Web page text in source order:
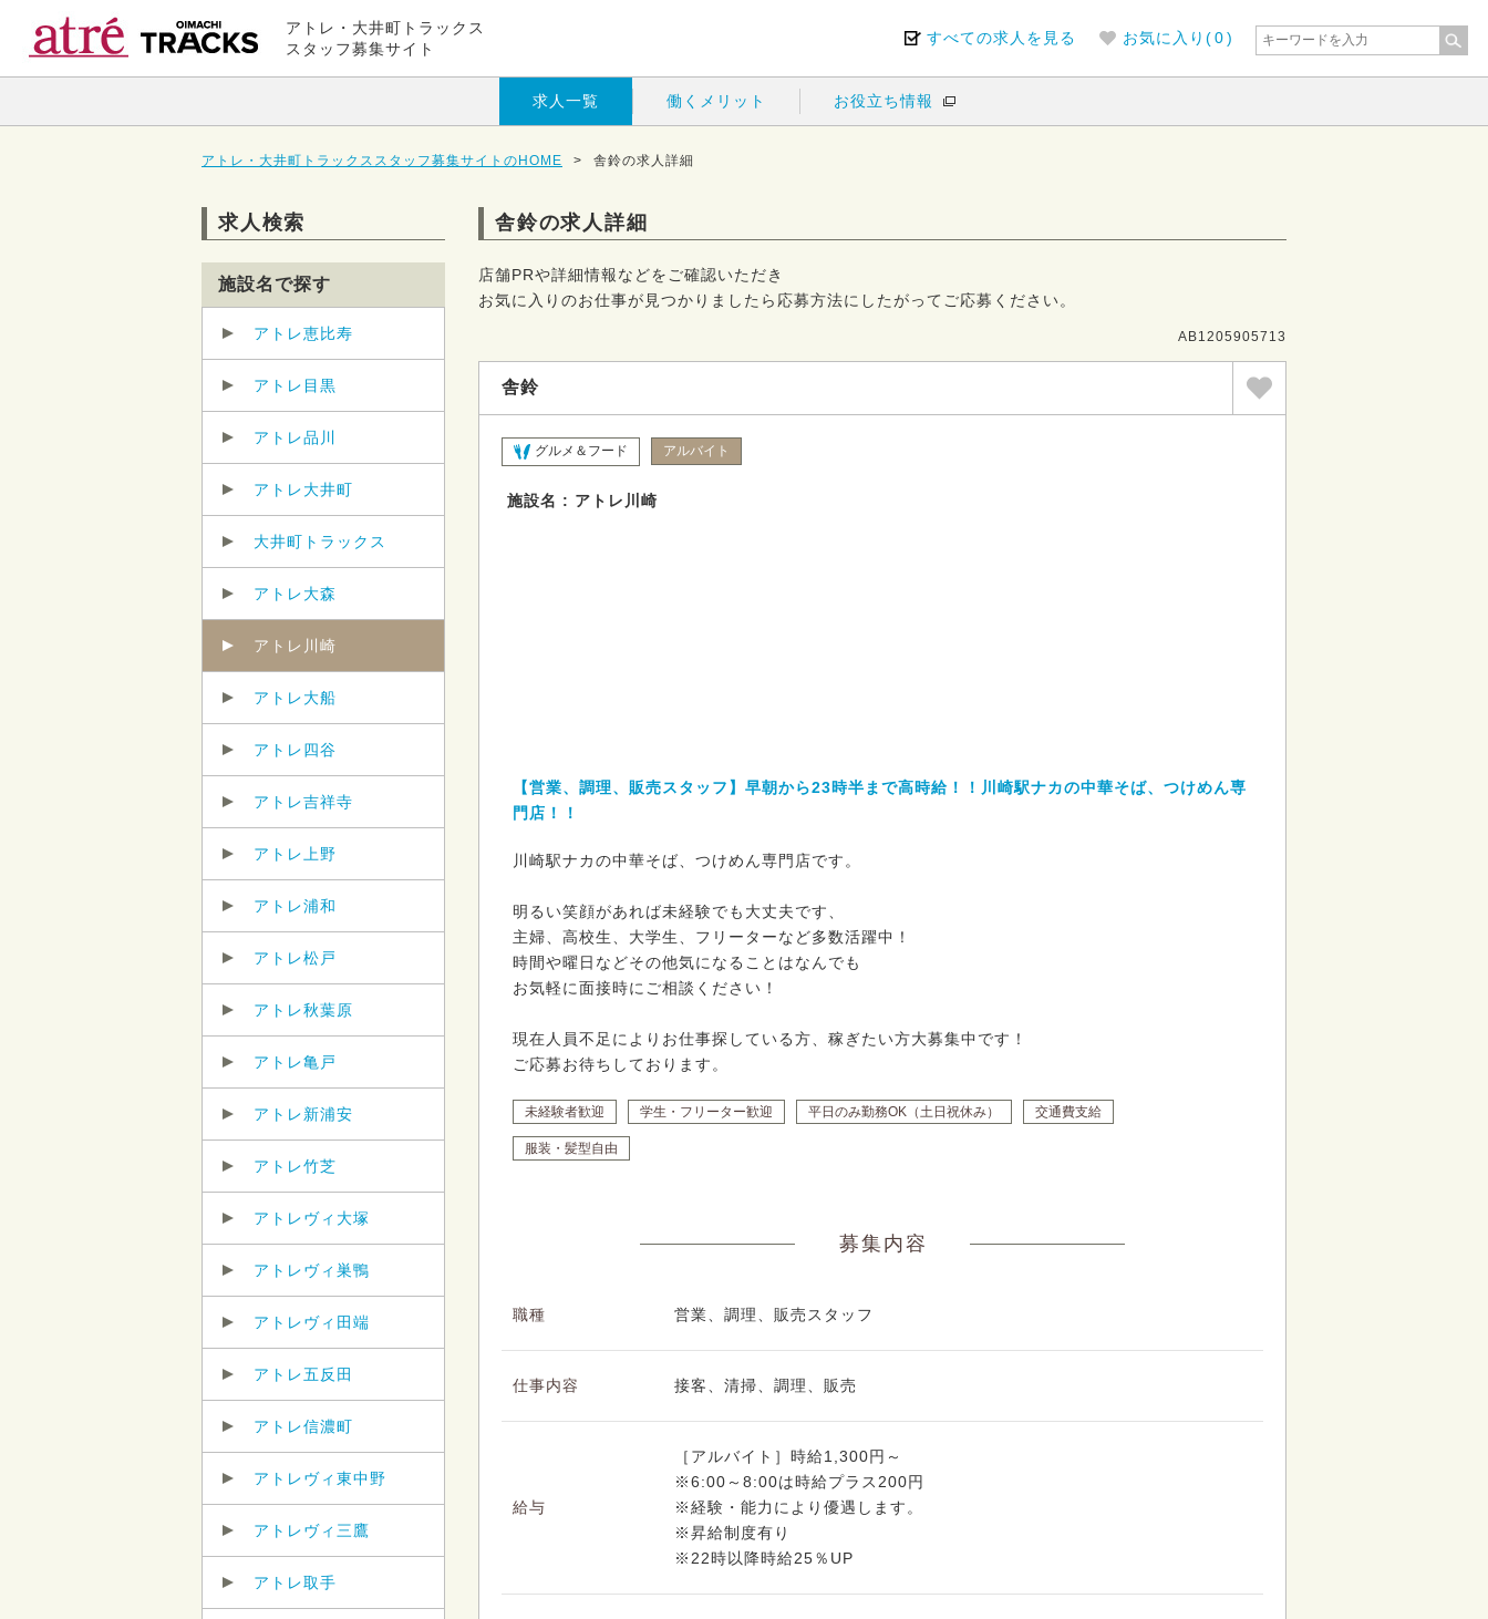
アトレ・大井町トラックス
スタッフ募集サイト
すべての求人を見る お気に入り(0)
求人一覧 働くメリット お役立ち情報
アトレ・大井町トラックススタッフ募集サイトのHOME > 舎鈴の求人詳細
求人検索
施設名で探す
アトレ恵比寿
アトレ目黒
アトレ品川
アトレ大井町
大井町トラックス
アトレ大森
アトレ川崎
アトレ大船
アトレ四谷
アトレ吉祥寺
アトレ上野
アトレ浦和
アトレ松戸
アトレ秋葉原
アトレ亀戸
アトレ新浦安
アトレ竹芝
アトレヴィ大塚
アトレヴィ巣鴨
アトレヴィ田端
アトレ五反田
アトレ信濃町
アトレヴィ東中野
アトレヴィ三鷹
アトレ取手
舎鈴の求人詳細
店舗PRや詳細情報などをご確認いただき
お気に入りのお仕事が見つかりましたら応募方法にしたがってご応募ください。
AB1205905713
舎鈴
グルメ＆フード アルバイト
施設名 : アトレ川崎
【営業、調理、販売スタッフ】早朝から23時半まで高時給！！川崎駅ナカの中華そば、つけめん専
門店！！
川崎駅ナカの中華そば、つけめん専門店です。
明るい笑顔があれば未経験でも大丈夫です、
主婦、高校生、大学生、フリーターなど多数活躍中！
時間や曜日などその他気になることはなんでも
お気軽に面接時にご相談ください！
現在人員不足によりお仕事探している方、稼ぎたい方大募集中です！
ご応募お待ちしております。
未経験者歓迎 学生・フリーター歓迎 平日のみ勤務OK（土日祝休み） 交通費支給
服装・髪型自由
募集内容
職種 営業、調理、販売スタッフ
仕事内容 接客、清掃、調理、販売
給与
［アルバイト］時給1,300円～
※6:00～8:00は時給プラス200円
※経験・能力により優遇します。
※昇給制度有り
※22時以降時給25％UP